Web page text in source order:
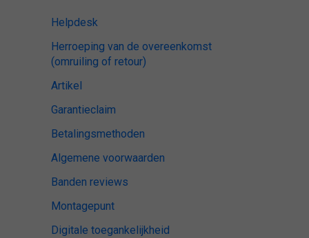
Helpdesk
Herroeping van de overeenkomst
(omruiling of retour)
Artikel
Garantieclaim
Betalingsmethoden
Algemene voorwaarden
Banden reviews
Montagepunt
Digitale toegankelijkheid